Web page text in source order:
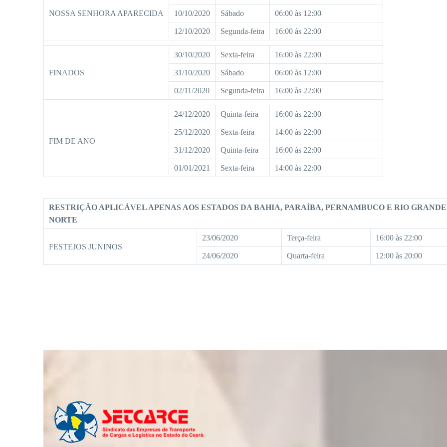
NOSSA SENHORA APARECIDA 10/10/2020 Sábado 06:00 às 12:00
12/10/2020 Segunda-feira 16:00 às 22:00
FINADOS
30/10/2020 Sexta-feira 16:00 às 22:00
31/10/2020 Sábado 06:00 às 12:00
02/11/2020 Segunda-feira 16:00 às 22:00
FIM DE ANO
24/12/2020 Quinta-feira 16:00 às 22:00
25/12/2020 Sexta-feira 14:00 às 22:00
31/12/2020 Quinta-feira 16:00 às 22:00
01/01/2021 Sexta-feira 14:00 às 22:00
RESTRIÇÃO APLICÁVEL APENAS AOS ESTADOS DA BAHIA, PARAÍBA, PERNAMBUCO E RIO
NORTE
FESTEJOS JUNINOS
23/06/2020 Terça-feira 16:00 às 22:00
24/06/2020 Quarta-feira 12:00 às 20:00